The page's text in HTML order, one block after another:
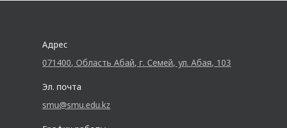
Адрес
071400, Область Абай, г. Семей, ул. Абая, 103
Эл. почта
smu@smu.edu.kz